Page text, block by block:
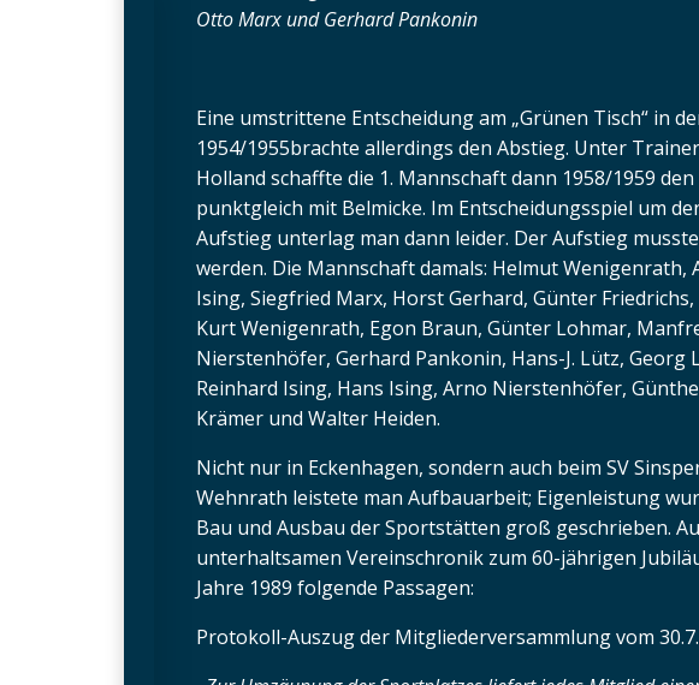
Otto Marx und Gerhard Pankonin
Eine umstrittene Entscheidung am „Grünen Tisch“ in
1954/1955brachte allerdings den Abstieg. Unter
Holland schaffte die 1. Mannschaft dann 1958/1959 den
punktgleich mit Belmicke. Im Entscheidungsspiel um
Aufstieg unterlag man dann leider. Der Aufstieg
werden. Die Mannschaft damals: Helmut Wenigenrath,
Ising, Siegfried Marx, Horst Gerhard, Günter Friedrichs,
Kurt Wenigenrath, Egon Braun, Günter Lohmar,
Nierstenhöfer, Gerhard Pankonin, Hans-J. Lütz, Georg
Reinhard Ising, Hans Ising, Arno Nierstenhöfer,
Krämer und Walter Heiden.
Nicht nur in Eckenhagen, sondern auch beim SV
Wehnrath leistete man Aufbauarbeit; Eigenleistung
Bau und Ausbau der Sportstätten groß geschrieben.
unterhaltsamen Vereinschronik zum 60-jährigen
Jahre 1989 folgende Passagen:
Protokoll-Auszug der Mitgliederversammlung vom